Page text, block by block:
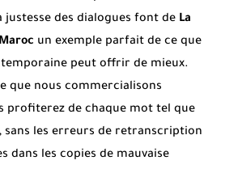
des dialogues font de La
un exemple parfait de ce que
peut offrir de mieux.
que nous commercialisons
profiterez de chaque mot tel que
sans les erreurs de retranscription
dans les copies de mauvaise